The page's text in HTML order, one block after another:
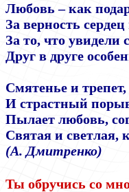
Любовь – как
За верность
За то, что увидели
Друг в друге
Смятенье и
И страстный
Пылает любовь,
Святая и светлая,
(А. Дмитренко)
Ты обручись со